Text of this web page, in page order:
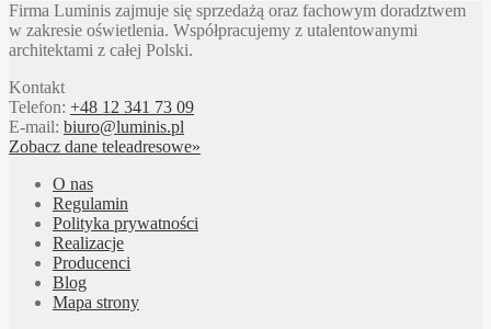
Firma Luminis zajmuje się sprzedażą oraz fachowym doradztwem
w zakresie oświetlenia. Współpracujemy z utalentowanymi
architektami z całej Polski.
Kontakt
Telefon: +48 12 341 73 09
E-mail: biuro@luminis.pl
Zobacz dane teleadresowe»
O nas
Regulamin
Polityka prywatności
Realizacje
Producenci
Blog
Mapa strony